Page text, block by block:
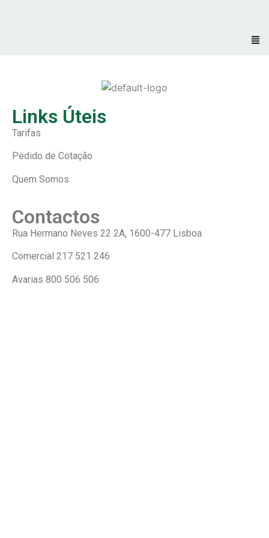
Links Úteis
Tarifas
Pedido de Cotação
Quem Somos
Contactos
Rua Hermano Neves 22 2A, 1600-477 Lisboa
Comercial 217 521 246
Avarias 800 506 506